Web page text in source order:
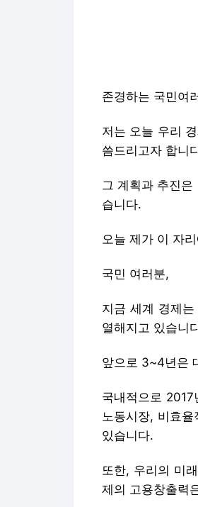
존경하는 국민여
저는 오늘 우리
씀드리고자 합니
그 계획과 추진
습니다.
오늘 제가 이 자
국민 여러분,
지금 세계 경제
열해지고 있습니
앞으로 3~4년은
국내적으로 2017
노동시장, 비효
있습니다.
또한, 우리의 미
제의 고용창출력